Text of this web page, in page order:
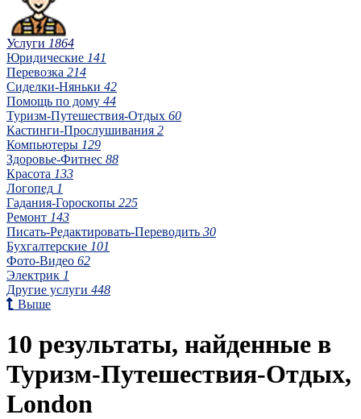
Услуги 1864
Юридические 141
Перевозка 214
Сиделки-Няньки 42
Помощь по дому 44
Туризм-Путешествия-Отдых 60
Кастинги-Прослушивания 2
Компьютеры 129
Здоровье-Фитнес 88
Красота 133
Логопед 1
Гадания-Гороскопы 225
Ремонт 143
Писать-Редактировать-Переводить 30
Бухгалтерские 101
Фото-Видео 62
Электрик 1
Другие услуги 448
Выше
10 результаты, найденные в
Туризм-Путешествия-Отдых,
London